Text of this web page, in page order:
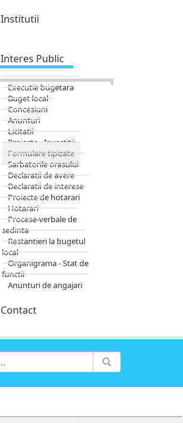
Institutii
Interes Public
Executie bugetara
Buget local
Concesiuni
Anunturi
Licitatii
Proiecte - Investitii
Formulare tipizate
Sarbatorile orasului
Declaratii de avere
Declaratii de interese
Proiecte de hotarari
Hotarari
Procese-verbale de
sedinta
Restantieri la bugetul
local
Organigrama - Stat de
functii
Anunturi de angajari
Contact